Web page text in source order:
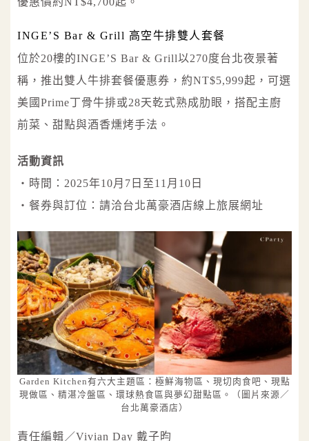
INGE’S Bar & Grill 高空牛排雙人套餐
位於20樓的INGE’S Bar & Grill以270度台北夜景著
稱，推出雙人牛排套餐優惠券，約NT$5,999起，可選
美國Prime丁骨牛排或28天乾式熟成肋眼，搭配主廚
前菜、甜點與酒香燻烤手法。
活動資訊
・時間：2025年10月7日至11月10日
・餐券與訂位：請洽台北萬豪酒店線上旅展網址
Garden Kitchen有六大主題區：極鮮海物區、現切肉食吧、現點
現做區、精湛冷盤區、環球熱食區與夢幻甜點區。（圖片來源／
台北萬豪酒店）
責任編輯／Vivian Day 戴子昀